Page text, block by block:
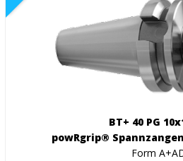
BT+ 40 PG
powRgrip®
Form